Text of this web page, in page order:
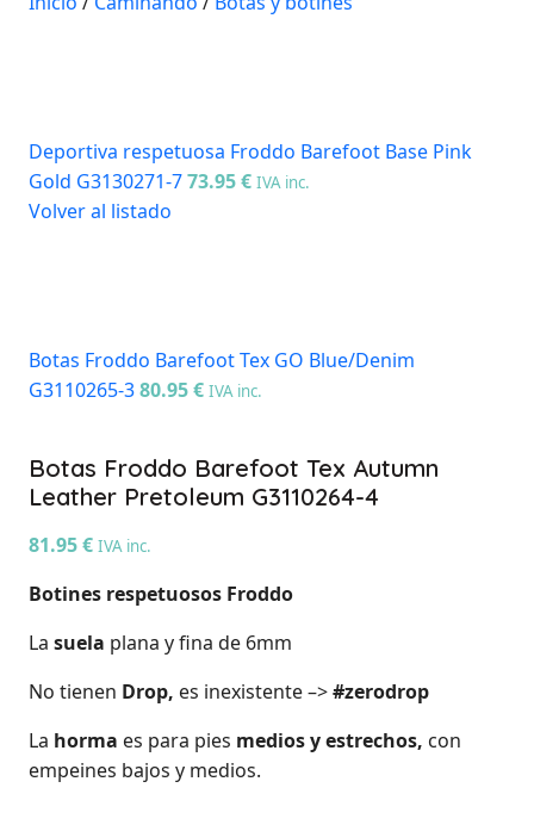
Deportiva respetuosa Froddo Barefoot Base Pink
Gold G3130271-773.95€ IVA inc.
Volver al listado
Botas Froddo Barefoot Tex GO Blue/Denim
G3110265-380.95€ IVA inc.
Botas Froddo Barefoot Tex Autumn
Leather Pretoleum G3110264-4
81.95€ IVA inc.
Botines respetuosos Froddo
La suela plana y fina de 6mm
No tienen Drop, es inexistente –>#zerodrop
La horma es para pies medios y estrechos, con
empeines bajos y medios.